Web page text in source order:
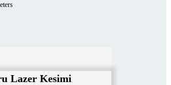
Lazer Kesimi